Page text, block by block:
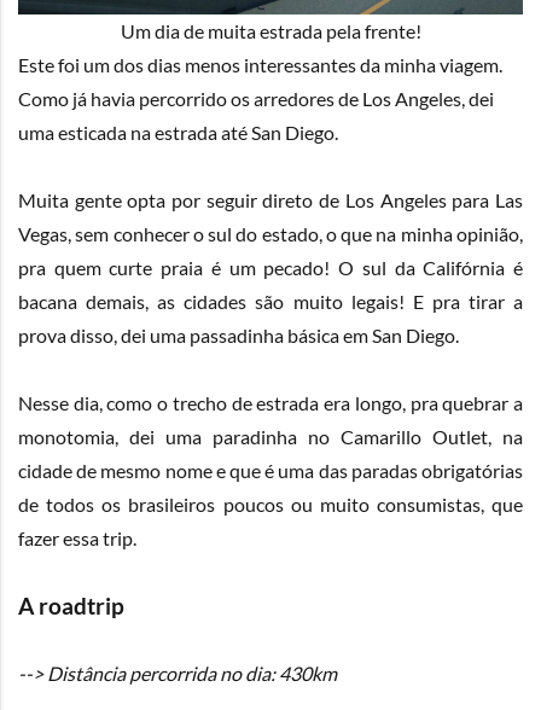
Um dia de muita estrada pela frente!
Este foi um dos dias menos interessantes da minha viagem.
Como já havia percorrido os arredores de Los Angeles, dei
uma esticada na estrada até San Diego.
Muita gente opta por seguir direto de Los Angeles para Las
Vegas, sem conhecer o sul do estado, o que na minha opinião,
pra quem curte praia é um pecado! O sul da Califórnia é
bacana demais, as cidades são muito legais! E pra tirar a
prova disso, dei uma passadinha básica em San Diego.
Nesse dia, como o trecho de estrada era longo, pra quebrar a
monotomia, dei uma paradinha no Camarillo Outlet, na
cidade de mesmo nome e que é uma das paradas obrigatórias
de todos os brasileiros poucos ou muito consumistas, que
fazer essa trip.
A roadtrip
--> Distância percorrida no dia: 430km